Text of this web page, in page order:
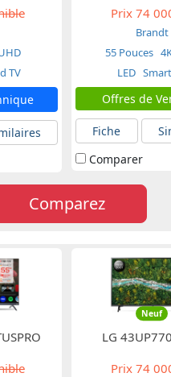
TV
Prix74
Brandt
55 Pouces
LED
Offres de
Fiche
Comparer
Comparez
Neuf
LG
Prix74